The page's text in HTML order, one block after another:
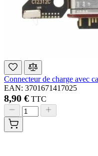
Connecteur de charge avec
EAN: 3701671417025
8,90 € TTC